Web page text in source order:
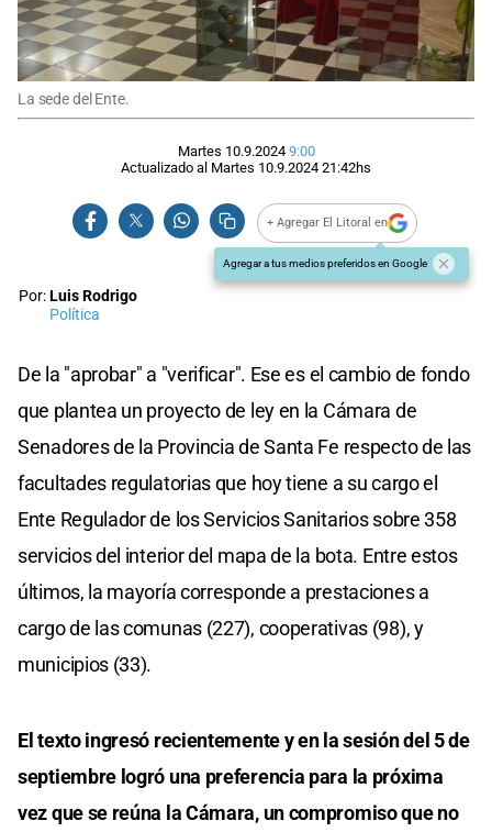
La sede del Ente.
Martes 10.9.2024 9:00
Actualizado al Martes 10.9.2024 21:42hs
+ Agregar El Litoral en
Agregar a tus medios preferidos en Google
Por:Luis Rodrigo
Política
De la "aprobar" a "verificar". Ese es el cambio de fondo
que plantea un proyecto de ley en la Cámara de
Senadores de la Provincia de Santa Fe respecto de las
facultades regulatorias que hoy tiene a su cargo el
Ente Regulador de los Servicios Sanitarios sobre 358
servicios del interior del mapa de la bota. Entre estos
últimos, la mayoría corresponde a prestaciones a
cargo de las comunas (227), cooperativas (98), y
municipios (33).
El texto ingresó recientemente y en la sesión del 5 de
septiembre logró una preferencia para la próxima
vez que se reúna la Cámara, un compromiso que no